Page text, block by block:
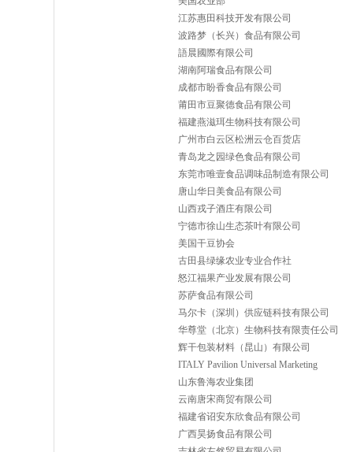
江苏惠田科技开发有限公司
波路梦（长兴）食品有限公司
語晨國際有限公司
湖南阿瑞食品有限公司
成都市盼香食品有限公司
莆田市豆聚德食品有限公司
福建燕滋珥生物科技有限公司
广州市白云区松洲云仓百货店
青岛龙之园绿色食品有限公司
东莞市唯壹食品调味品制造有限公司
唐山华日美食品有限公司
山西戎子酒庄有限公司
宁德市徐山生态茶叶有限公司
美国干豆协会
古田县绿缘农业专业合作社
怒江福果产业发展有限公司
苏萨食品有限公司
马尔卡（深圳）供应链科技有限公司
华尊堂（北京）生物科技有限责任公司
辉干包装材料（昆山）有限公司
ITALY Pavilion Universal Marketing
山东鲁海农业集团
云南唐宋商贸有限公司
福建省诏安东欣食品有限公司
广西昊扬食品有限公司